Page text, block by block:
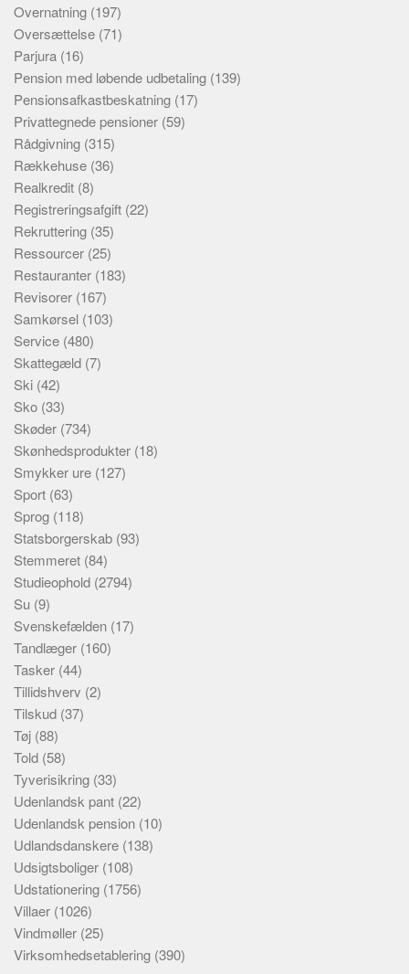
Overnatning (197)
Oversættelse (71)
Parjura (16)
Pension med løbende udbetaling (139)
Pensionsafkastbeskatning (17)
Privattegnede pensioner (59)
Rådgivning (315)
Rækkehuse (36)
Realkredit (8)
Registreringsafgift (22)
Rekruttering (35)
Ressourcer (25)
Restauranter (183)
Revisorer (167)
Samkørsel (103)
Service (480)
Skattegæld (7)
Ski (42)
Sko (33)
Skøder (734)
Skønhedsprodukter (18)
Smykker ure (127)
Sport (63)
Sprog (118)
Statsborgerskab (93)
Stemmeret (84)
Studieophold (2794)
Su (9)
Svenskefælden (17)
Tandlæger (160)
Tasker (44)
Tillidshverv (2)
Tilskud (37)
Tøj (88)
Told (58)
Tyverisikring (33)
Udenlandsk pant (22)
Udenlandsk pension (10)
Udlandsdanskere (138)
Udsigtsboliger (108)
Udstationering (1756)
Villaer (1026)
Vindmøller (25)
Virksomhedsetablering (390)